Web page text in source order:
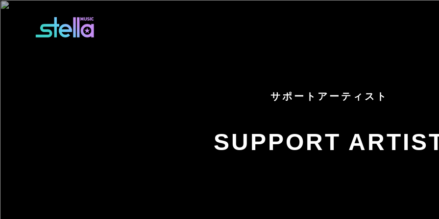
サポートアーティスト
SUPPORT